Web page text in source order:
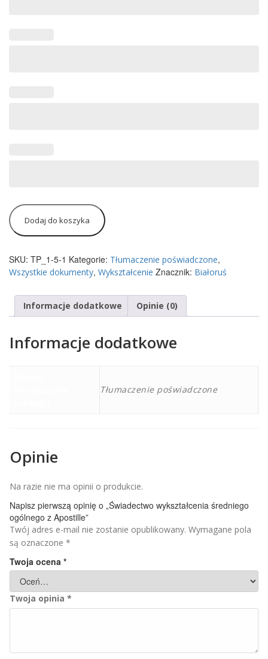
Dodaj do koszyka
SKU: TP_1-5-1 Kategorie: Tłumaczenie poświadczone,
Wszystkie dokumenty, Wykształcenie Znacznik: Białoruś
Informacje dodatkowe Opinie (0)
Informacje dodatkowe
Tłumaczenie poświadczone
Opinie
Na razie nie ma opinii o produkcie.
Napisz pierwszą opinię o „Świadectwo wykształcenia średniego
ogólnego z Apostille”
Twój adres e-mail nie zostanie opublikowany. Wymagane pola
są oznaczone *
Twoja ocena *
Twoja opinia *